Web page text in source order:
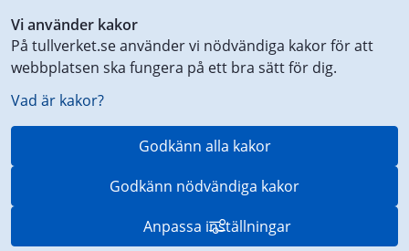
Vi använder kakor
På tullverket.se använder vi nödvändiga kakor för att
webbplatsen ska fungera på ett bra sätt för dig.
Vad är kakor?
Godkänn alla kakor
Godkänn nödvändiga kakor
Anpassa inställningar
till
innehåll
på
aktuell